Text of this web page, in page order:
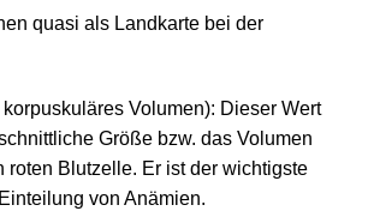
quasi als Landkarte bei der
Volumen): Dieser Wert
Größe bzw. das Volumen
roten Blutzelle. Er ist der wichtigste
von Anämien.